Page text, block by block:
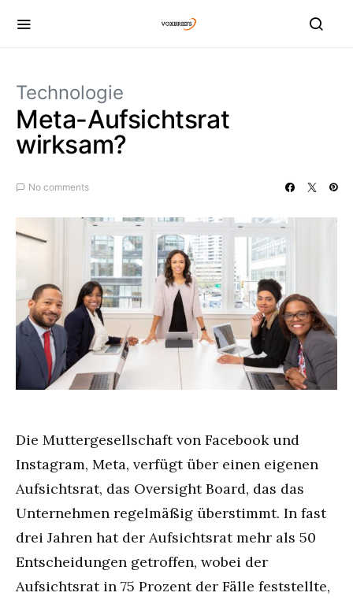
Technologie
Meta-Aufsichtsrat
wirksam?
No comments
Die Muttergesellschaft von Facebook und
Instagram, Meta, verfügt über einen eigenen
Aufsichtsrat, das Oversight Board, das das
Unternehmen regelmäßig überstimmt. In fast
drei Jahren hat der Aufsichtsrat mehr als 50
Entscheidungen getroffen, wobei der
Aufsichtsrat in 75 Prozent der Fälle feststellte,